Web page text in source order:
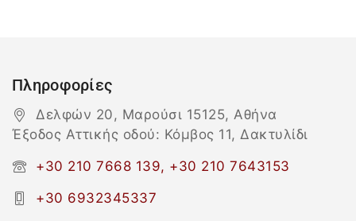
Πληροφορίες
Δελφών 20, Μαρούσι 15125, Αθήνα
Έξοδος Αττικής οδού: Κόμβος 11, Δακτυλίδι
+30 210 7668 139, +30 210 7643153
+30 6932345337